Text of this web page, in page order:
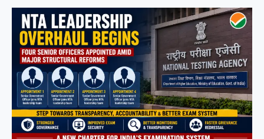
India
Triggers
Concern
As
Temperatures
Continue
To
Rise
Rapidly